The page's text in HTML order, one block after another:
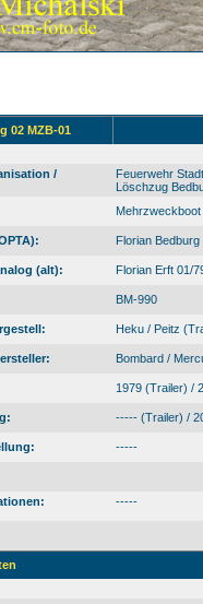
02 MZB-01
/
Feuerwehr
Löschzug
Mehrzweckboot
Florian
(alt): Florian Erft 01/
BM-990
Heku / Peitz
Bombard /
1979 (Trailer) /
----- (Trailer) /
-----
-----